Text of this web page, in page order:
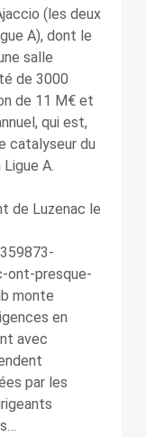
(les deux
A), dont le
salle
de 3000
de 11 M€ et
qui est,
catalyseur du
A.
de Luzenac le
ont-presque-
monte
en
avec
par les